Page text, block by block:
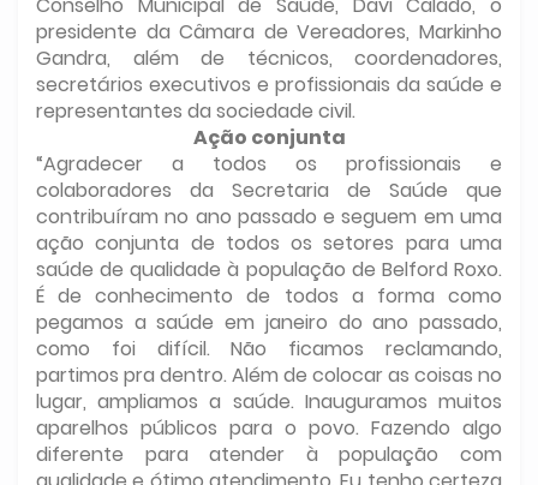
Conselho Municipal de Saúde, Davi Calado, o
presidente da Câmara de Vereadores, Markinho
Gandra, além de técnicos, coordenadores,
secretários executivos e profissionais da saúde e
representantes da sociedade civil.
Ação conjunta
“Agradecer a todos os profissionais e
colaboradores da Secretaria de Saúde que
contribuíram no ano passado e seguem em uma
ação conjunta de todos os setores para uma
saúde de qualidade à população de Belford Roxo.
É de conhecimento de todos a forma como
pegamos a saúde em janeiro do ano passado,
como foi difícil. Não ficamos reclamando,
partimos pra dentro. Além de colocar as coisas no
lugar, ampliamos a saúde. Inauguramos muitos
aparelhos públicos para o povo. Fazendo algo
diferente para atender à população com